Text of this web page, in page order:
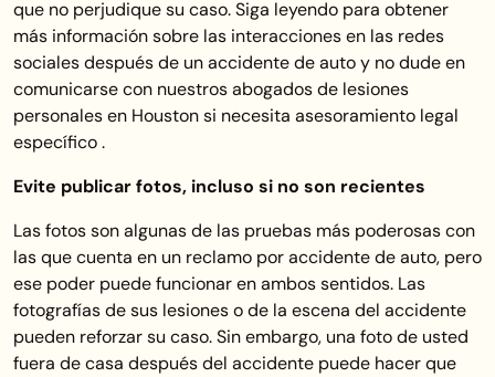
que no perjudique su caso. Siga leyendo para obtener
más información sobre las interacciones en las redes
sociales después de un accidente de auto y no dude en
comunicarse con nuestros abogados de lesiones
personales en Houston si necesita asesoramiento legal
específico .
Evite publicar fotos, incluso si no son recientes
Las fotos son algunas de las pruebas más poderosas con
las que cuenta en un reclamo por accidente de auto, pero
ese poder puede funcionar en ambos sentidos. Las
fotografías de sus lesiones o de la escena del accidente
pueden reforzar su caso. Sin embargo, una foto de usted
fuera de casa después del accidente puede hacer que